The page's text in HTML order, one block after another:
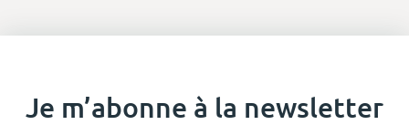
Je m’abonne à la newsletter